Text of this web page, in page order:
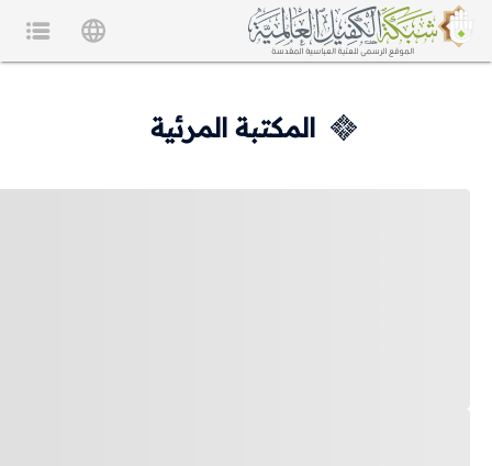
المكتبة المرئية